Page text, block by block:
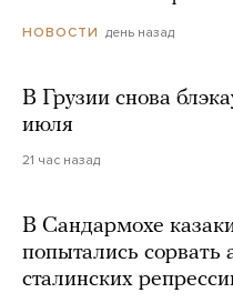
НОВОСТИ день назад
В Грузии снова
июля
21 час назад
В Сандармохе
попытались
сталинских